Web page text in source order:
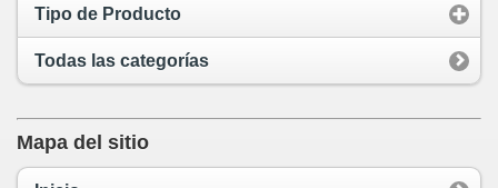
Tipo de Producto
Todas las categorías
Mapa del sitio